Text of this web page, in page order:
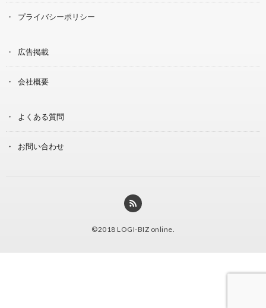
プライバシーポリシー
広告掲載
会社概要
よくある質問
お問い合わせ
©2018 LOGI-BIZ online.